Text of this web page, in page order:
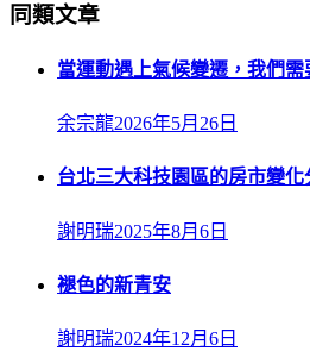
同類文章
當運動遇上氣候變遷，我們需
余宗龍2026年5月26日
台北三大科技園區的房市變化
謝明瑞2025年8月6日
褪色的新青安
謝明瑞2024年12月6日